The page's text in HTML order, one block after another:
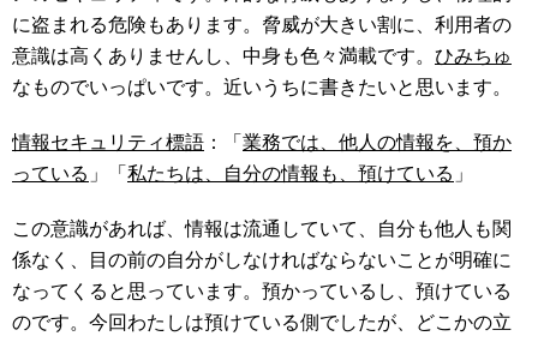
に盗まれる危険もあります。脅威が大きい割に、利用者の
意識は高くありませんし、中身も色々満載です。 ひみちゅ
なものでいっぱいです。近いうちに書きたいと思います。
情報セキュリティ標語 ：「 業務では、他人の情報を、預か
っている 」「 私たちは、自分の情報も、預けている 」
この意識があれば、情報は流通していて、自分も他人も関
係なく、目の前の自分がしなければならないことが明確に
なってくると思っています。預かっているし、預けている
のです。今回わたしは預けている側でしたが、どこかの立